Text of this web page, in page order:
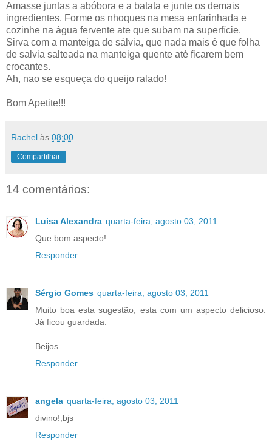
Amasse juntas a abóbora e a batata e junte os demais
ingredientes. Forme os nhoques na mesa enfarinhada e
cozinhe na água fervente ate que subam na superfície.
Sirva com a manteiga de sálvia, que nada mais é que folha
de salvia salteada na manteiga quente até ficarem bem
crocantes.
Ah, nao se esqueça do queijo ralado!
Bom Apetite!!!
Rachel às 08:00
Compartilhar
14 comentários:
Luisa Alexandra quarta-feira, agosto 03, 2011
Que bom aspecto!
Responder
Sérgio Gomes quarta-feira, agosto 03, 2011
Muito boa esta sugestão, esta com um aspecto delicioso.
Já ficou guardada.
Beijos.
Responder
angela quarta-feira, agosto 03, 2011
divino!,bjs
Responder